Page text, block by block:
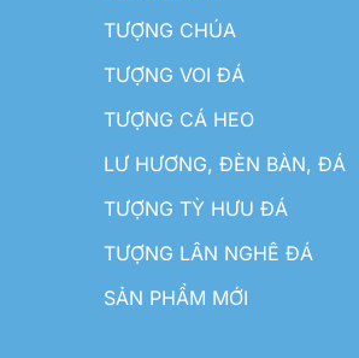
TƯỢNG CHÚA
TƯỢNG VOI ĐÁ
TƯỢNG CÁ HEO
LƯ HƯƠNG, ĐÈN BÀN, ĐÁ
TƯỢNG TỲ HƯU ĐÁ
TƯỢNG LÂN NGHÊ ĐÁ
SẢN PHẨM MỚI